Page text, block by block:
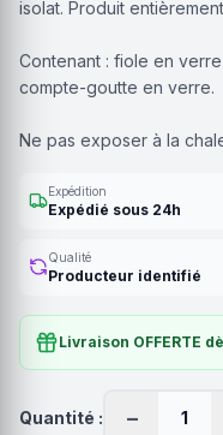
isolat. Produit
Contenant : fiole en
compte-goutte en verre.
Ne pas exposer à la
Expédition
Expédié sous 24h
Qualité
Producteur identifié
Livraison OFFERTE
Quantité : − 1